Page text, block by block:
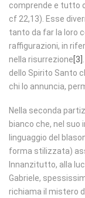
comprende e tutto
cf 22,13). Esse
tanto da far la loro
raffigurazioni, in
nella risurrezione [3]
dello Spirito Santo
chi lo annuncia,
Nella seconda
bianco che, nel suo
linguaggio del
forma stilizzata)
Innanzitutto, alla
Gabriele,
richiama il mistero